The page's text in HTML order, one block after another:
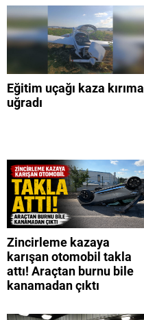
Eğitim uçağı kaza kırıma
uğradı
Zincirleme kazaya
karışan otomobil takla
attı! Araçtan burnu bile
kanamadan çıktı